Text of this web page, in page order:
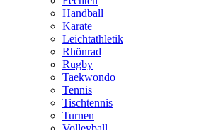
Handball
Karate
Leichtathletik
Rhönrad
Rugby
Taekwondo
Tennis
Tischtennis
Turnen